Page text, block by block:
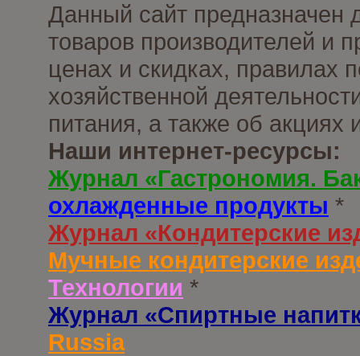
Данный сайт предназначен
товаров производителей и
ценах и скидках, правилах
хозяйственной
питания, а также об
Наши интернет-ресурсы:
Журнал «Гастрономия.
охлажденные продукты *
Журнал «Кондитерские
Мучные кондитерские
Технологии *
Журнал «Спиртные
Russia